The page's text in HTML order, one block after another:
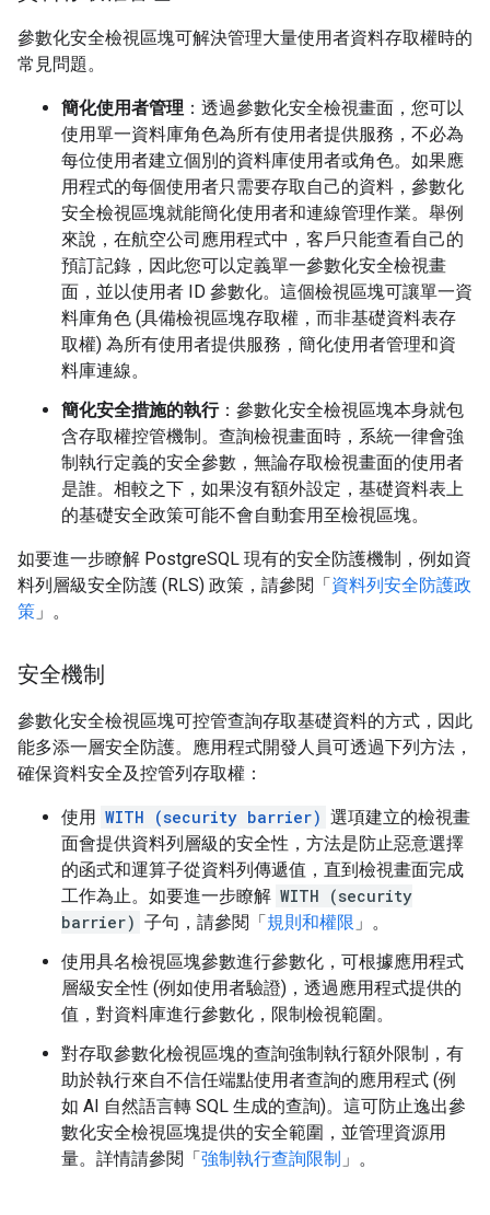
參數化安全檢視區塊可解決管理大量使用者資料存取權時的
常見問題。
簡化使用者管理 ：透過參數化安全檢視畫面，您可以
使用單一資料庫角色為所有使用者提供服務，不必為
每位使用者建立個別的資料庫使用者或角色。如果應
用程式的每個使用者只需要存取自己的資料，參數化
安全檢視區塊就能簡化使用者和連線管理作業。舉例
來說，在航空公司應用程式中，客戶只能查看自己的
預訂記錄，因此您可以定義單一參數化安全檢視畫
面，並以使用者 ID 參數化。這個檢視區塊可讓單一資
料庫角色 (具備檢視區塊存取權，而非基礎資料表存
取權) 為所有使用者提供服務，簡化使用者管理和資
料庫連線。
簡化安全措施的執行：參數化安全檢視區塊本身就包
含存取權控管機制。查詢檢視畫面時，系統一律會強
制執行定義的安全參數，無論存取檢視畫面的使用者
是誰。相較之下，如果沒有額外設定，基礎資料表上
的基礎安全政策可能不會自動套用至檢視區塊。
如要進一步瞭解 PostgreSQL 現有的安全防護機制，例如資
料列層級安全防護 (RLS) 政策，請參閱「資料列安全防護政
策 」。
安全機制
參數化安全檢視區塊可控管查詢存取基礎資料的方式，因此
能多添一層安全防護。應用程式開發人員可透過下列方法，
確保資料安全及控管列存取權：
使用 WITH (security barrier) 選項建立的檢視畫
面會提供資料列層級的安全性，方法是防止惡意選擇
的函式和運算子從資料列傳遞值，直到檢視畫面完成
工作為止。如要進一步瞭解 WITH (security
barrier) 子句，請參閱「規則和權限 」。
使用具名檢視區塊參數進行參數化，可根據應用程式
層級安全性 (例如使用者驗證)，透過應用程式提供的
值，對資料庫進行參數化，限制檢視範圍。
對存取參數化檢視區塊的查詢強制執行額外限制，有
助於執行來自不信任端點使用者查詢的應用程式 (例
如 AI 自然語言轉 SQL 生成的查詢)。這可防止逸出參
數化安全檢視區塊提供的安全範圍，並管理資源用
量。詳情請參閱「強制執行查詢限制 」。